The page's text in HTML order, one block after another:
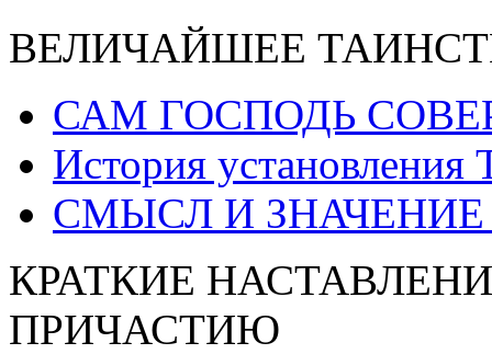
ВЕЛИЧАЙШЕЕ
САМ ГОСПОДЬ
История установления
СМЫСЛ И
КРАТКИЕ
ПРИЧАСТИЮ